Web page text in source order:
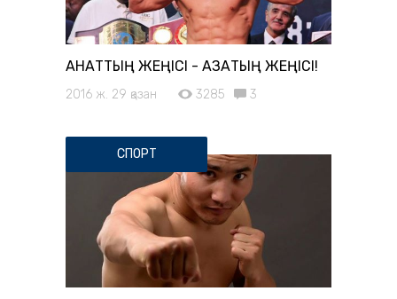
ҚАНАТТЫҢ ЖЕҢІСІ - ҚАЗАҚТЫҢ ЖЕҢІСІ!
2016 ж. 29 қазан 3285 3
СПОРТ